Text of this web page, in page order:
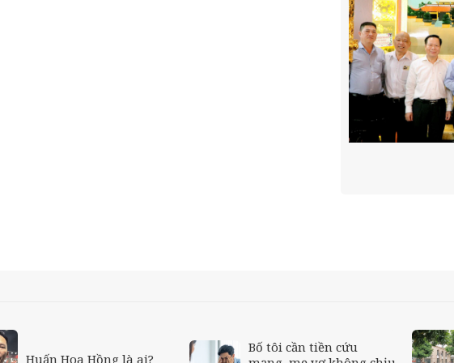
Huấn Hoa Hồng là ai?
Bố tôi cần tiền cứu